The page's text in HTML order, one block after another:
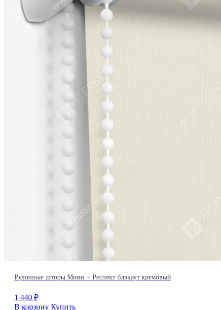
Рулонные шторы Мини – Респект блэкаут кремовый
1 440 ₽
В корзину Купить